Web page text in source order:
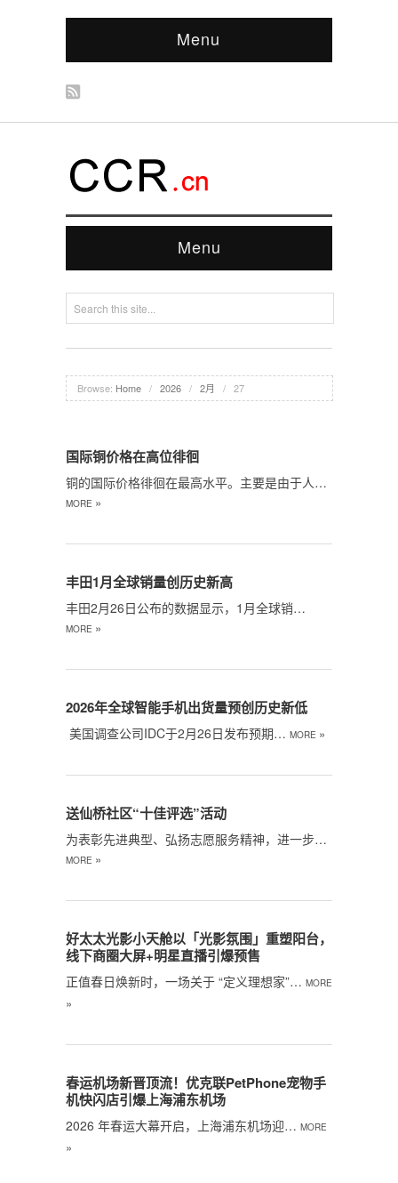
Menu
Menu
Browse: Home / 2026 / 2月 / 27
国际铜价格在高位徘徊
铜的国际价格徘徊在最高水平。主要是由于人…
MORE »
丰田1月全球销量创历史新高
丰田2月26日公布的数据显示，1月全球销…
MORE »
2026年全球智能手机出货量预创历史新低
美国调查公司IDC于2月26日发布预期… MORE »
送仙桥社区“十佳评选”活动
为表彰先进典型、弘扬志愿服务精神，进一步…
MORE »
好太太光影小天舱以「光影氛围」重塑阳台，
线下商圈大屏+明星直播引爆预售
正值春日焕新时，一场关于 “定义理想家”… MORE
»
春运机场新晋顶流！优克联PetPhone宠物手
机快闪店引爆上海浦东机场
2026 年春运大幕开启，上海浦东机场迎… MORE
»